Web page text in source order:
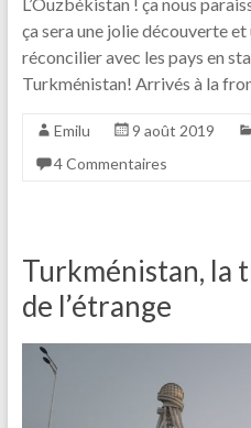
ça sera une jolie découverte et
réconcilier avec les pays en
Turkménistan! Arrivés à la
Emilu 9 août 2019
4 Commentaires
Turkménistan, la
de l’étrange